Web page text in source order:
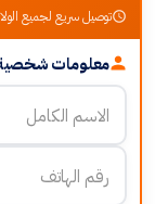
توصيل سريع لجميع
معلومات